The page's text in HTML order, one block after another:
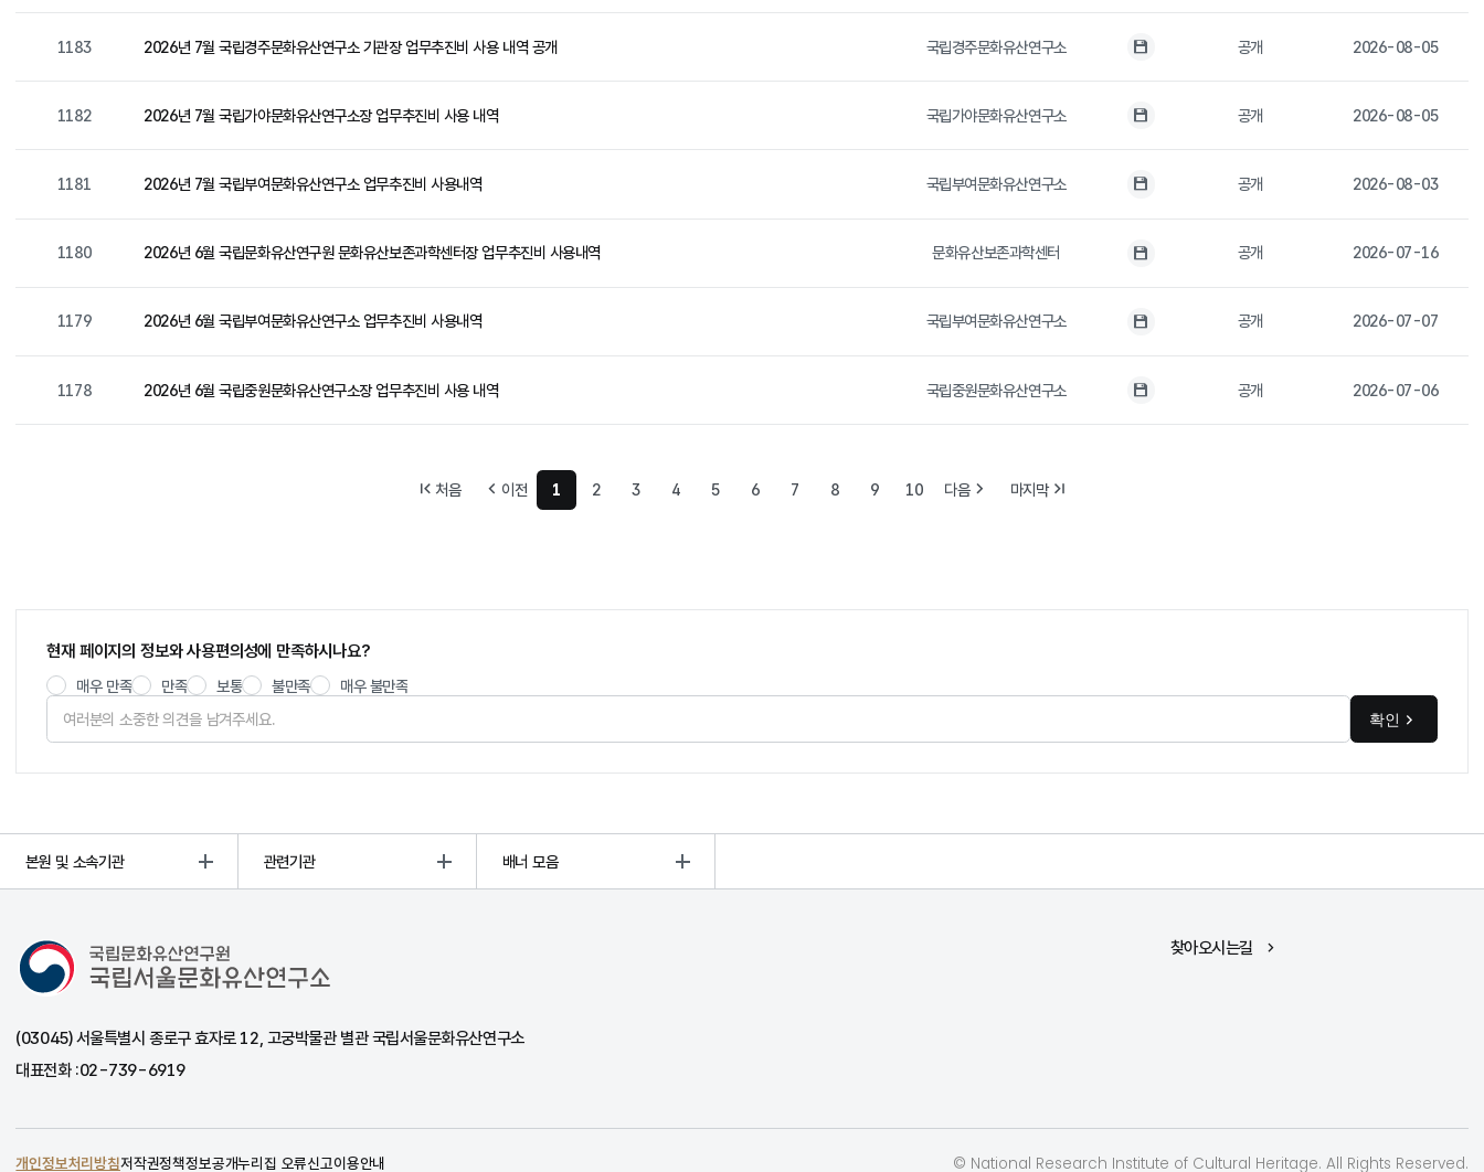
1183 2026년 7월 국립경주문화유산연구소 기관장 업무추진비 사용 내역 공개 국립경주문화유산연구소 첨부파일 공개 2026-08-05
1182 2026년 7월 국립가야문화유산연구소장 업무추진비 사용 내역 국립가야문화유산연구소 첨부파일 공개 2026-08-05
1181 2026년 7월 국립부여문화유산연구소 업무추진비 사용내역 국립부여문화유산연구소 첨부파일 공개 2026-08-03
1180 2026년 6월 국립문화유산연구원 문화유산보존과학센터장 업무추진비 사용내역 문화유산보존과학센터 첨부파일 공개 2026-07-16
1179 2026년 6월 국립부여문화유산연구소 업무추진비 사용내역 국립부여문화유산연구소 첨부파일 공개 2026-07-07
1178 2026년 6월 국립중원문화유산연구소장 업무추진비 사용 내역 국립중원문화유산연구소 첨부파일 공개 2026-07-06
처음 이전 1현재 페이지
2 3 4 5 6 7 8 9 10 다음 마지막
현재 페이지의 정보와 사용편의성에 만족하시나요?
매우 만족 만족 보통 불만족 매우 불만족
확인
본원 및 소속기관 관련기관 배너 모음
국립서울문화유산연구소
(03045) 서울특별시 종로구 효자로 12, 고궁박물관 별관 국립서울문화유산연구소
대표전화 :02-739-6919
찾아오시는길
개인정보처리방침저작권정책정보공개누리집 오류신고이용안내 © National Research Institute of Cultural Heritage. All Rights Reserved.